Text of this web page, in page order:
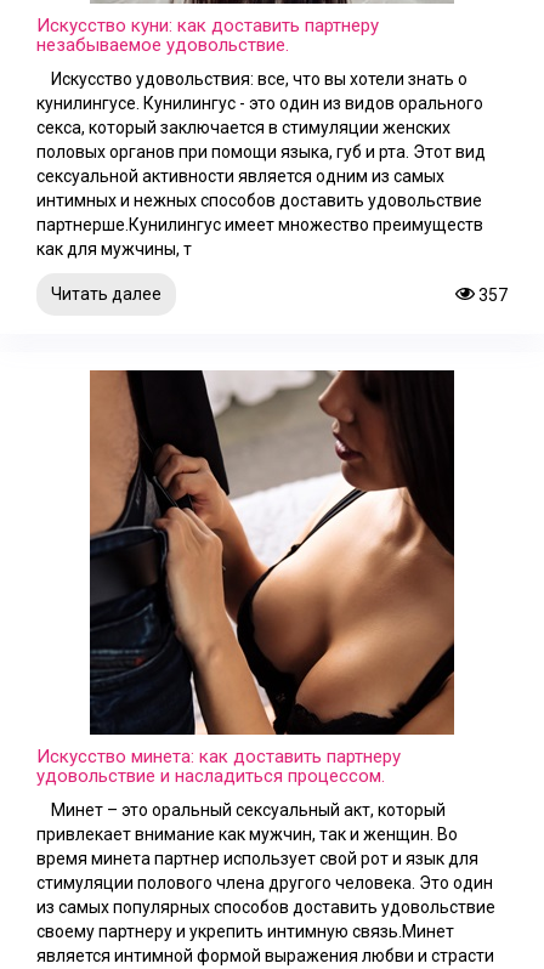
Искусство куни: как доставить партнеру
незабываемое удовольствие.
Искусство удовольствия: все, что вы хотели знать о
кунилингусе. Кунилингус - это один из видов орального
секса, который заключается в стимуляции женских
половых органов при помощи языка, губ и рта. Этот вид
сексуальной активности является одним из самых
интимных и нежных способов доставить удовольствие
партнерше.Кунилингус имеет множество преимуществ
как для мужчины, т
Читать далее 357
Искусство минета: как доставить партнеру
удовольствие и насладиться процессом.
Минет – это оральный сексуальный акт, который
привлекает внимание как мужчин, так и женщин. Во
время минета партнер использует свой рот и язык для
стимуляции полового члена другого человека. Это один
из самых популярных способов доставить удовольствие
своему партнеру и укрепить интимную связь.Минет
является интимной формой выражения любви и страсти